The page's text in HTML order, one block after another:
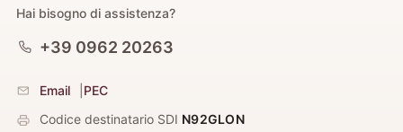
Hai bisogno di assistenza?
+39 0962 20263
Email
PEC
Codice destinatario SDI N92GLON